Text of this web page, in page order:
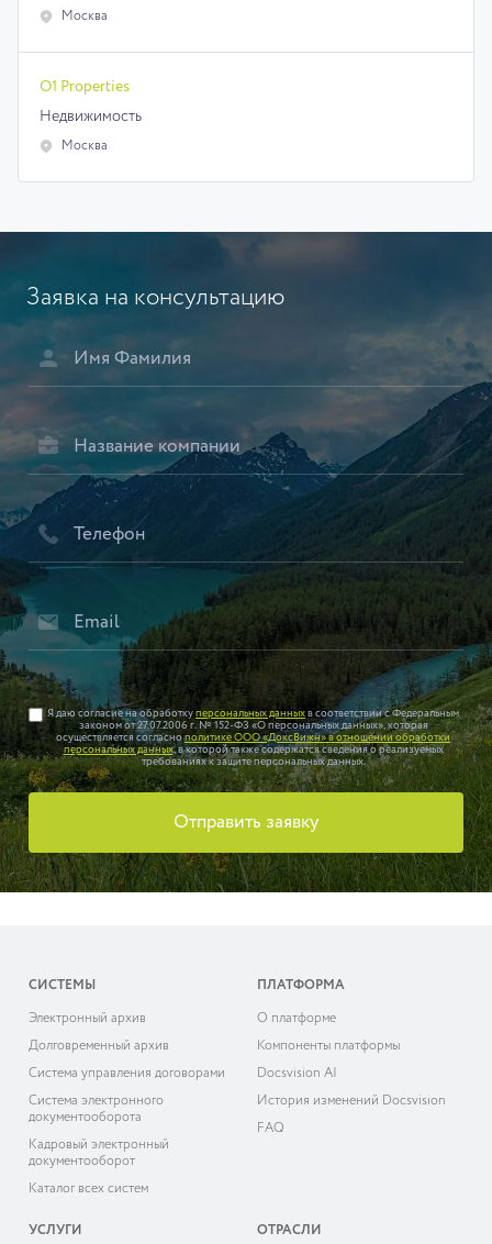
Москва
O1 Properties
Недвижимость
Москва
Заявка на консультацию
Я даю согласие на обработку персональных данных в соответствии с Федеральным
законом от 27.07.2006 г. № 152-ФЗ «О персональных данных», которая
осуществляется согласнополитике ООО «ДоксВижн» в отношении обработки
персональных данных, в которой также содержатся сведения о реализуемых
требованиях к защите персональных данных.
Отправить заявку
СИСТЕМЫ
Электронный архив
Долговременный архив
Система управления договорами
Система электронного
документооборота
Кадровый электронный
документооборот
Каталог всех систем
ПЛАТФОРМА
О платформе
Компоненты платформы
Docsvision AI
История изменений Docsvision
FAQ
УСЛУГИ ОТРАСЛИ